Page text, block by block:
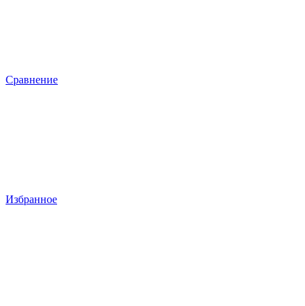
Сравнение
Избранное